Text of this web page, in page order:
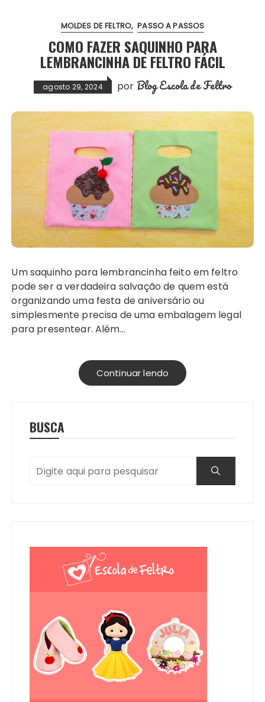
MOLDES DE FELTRO PASSO A PASSOS
COMO FAZER SAQUINHO PARA
LEMBRANCINHA DE FELTRO FÁCIL
agosto 29, 2024 por Blog Escola de Feltro
Um saquinho para lembrancinha feito em feltro
pode ser a verdadeira salvação de quem está
organizando uma festa de aniversário ou
simplesmente precisa de uma embalagem legal
para presentear. Além…
Continuar lendo
BUSCA